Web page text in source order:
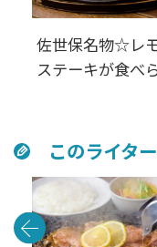
佐世保名物☆レ
ステーキが食べ
このライタ